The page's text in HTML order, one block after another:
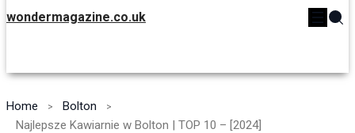
wondermagazine.co.uk
Home
Bolton
Najlepsze Kawiarnie w Bolton | TOP 10 – [2024]